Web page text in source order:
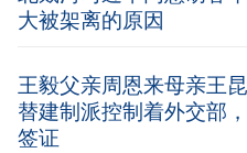
大被架离的原因
王毅父亲周恩来母亲王
替建制派控制着外交部
签证